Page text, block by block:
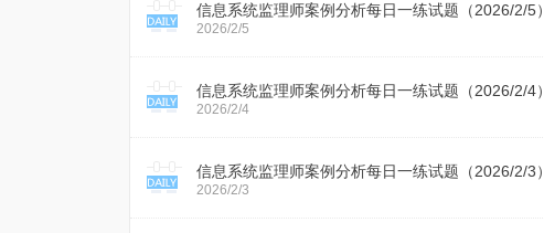
信息系统监理师案例分析每日一练试题（2026/2/5）
2026/2/5
信息系统监理师案例分析每日一练试题（2026/2/4）
2026/2/4
信息系统监理师案例分析每日一练试题（2026/2/3）
2026/2/3